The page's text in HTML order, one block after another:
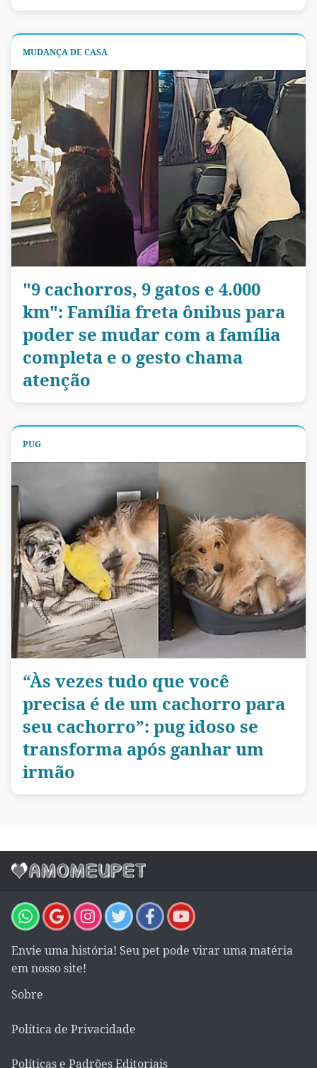
MUDANÇA DE CASA
"9 cachorros, 9 gatos e 4.000
km": Família freta ônibus para
poder se mudar com a família
completa e o gesto chama
atenção
PUG
“Às vezes tudo que você
precisa é de um cachorro para
seu cachorro”: pug idoso se
transforma após ganhar um
irmão
Envie uma história! Seu pet pode virar uma matéria
em nosso site!
Sobre
Política de Privacidade
Políticas e Padrões Editoriais